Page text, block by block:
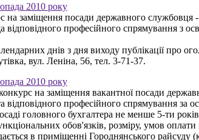
2010 року
на заміщення посади державного службовця
професійного спрямування з
днів з дня виходу публікації про
вул. Леніна, 56, тел. 3-71-37.
2010 року
на заміщення вакантної посади
професійного спрямування за
головного бухгалтера не менше 5-ти
обов'язків, розміру, умов
в приміщенні Городнянського